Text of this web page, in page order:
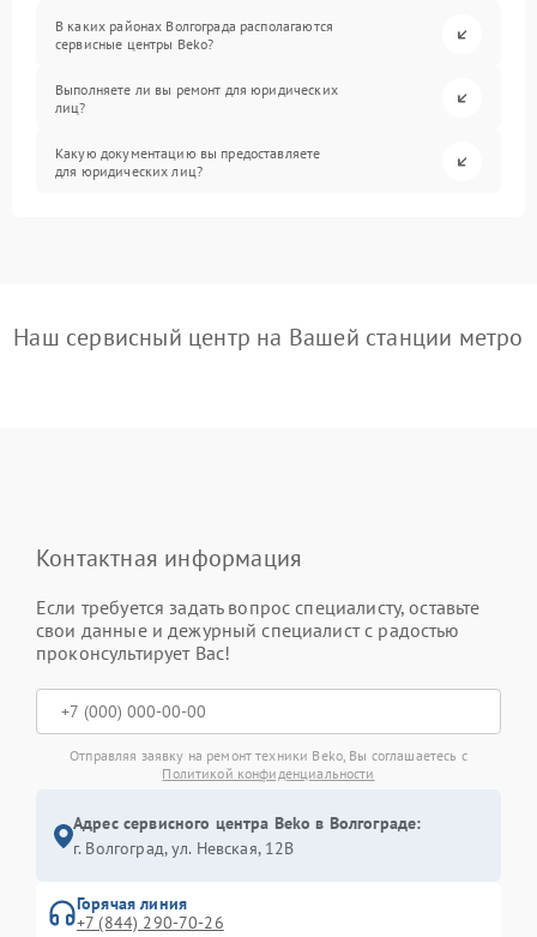
В каких районах Волгограда располагаются
сервисные центры Beko?
Выполняете ли вы ремонт для юридических
лиц?
Какую документацию вы предоставляете
для юридических лиц?
Наш сервисный центр на Вашей станции метро
Контактная информация
Если требуется задать вопрос специалисту, оставьте
свои данные и дежурный специалист с радостью
проконсультирует Вас!
Отправляя заявку на ремонт техники Beko, Вы соглашаетесь с
Политикой конфиденциальности
Адрес сервисного центра Beko в Волгограде:
г. Волгоград, ул. Невская, 12В
Горячая линия
+7 (844) 290-70-26